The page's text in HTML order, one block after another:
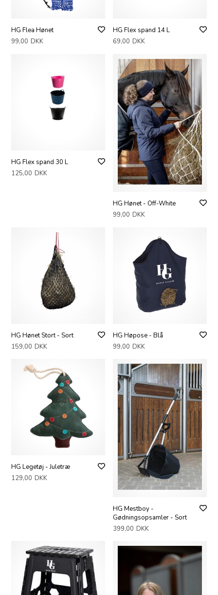
HG Flea Hønet
99,00 DKK
HG Flex spand 14 L
69,00 DKK
HG Flex spand 30 L
125,00 DKK
HG Hønet - Off-White
99,00 DKK
HG Hønet Stort - Sort
159,00 DKK
HG Høpose - Blå
99,00 DKK
HG Legetøj - Juletræ
129,00 DKK
HG Mestboy -
Gødningsopsamler - Sort
399,00 DKK